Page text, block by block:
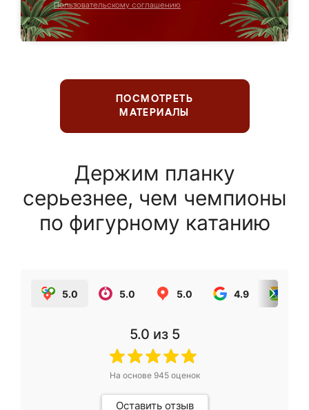
Пользовательскому соглашению
ПОСМОТРЕТЬ
МАТЕРИАЛЫ
Держим планку
серьезнее, чем чемпионы
по фигурному катанию
5.0 5.0 5.0 4.9
5.0 из 5
На основе 945оценок
Оставить отзыв